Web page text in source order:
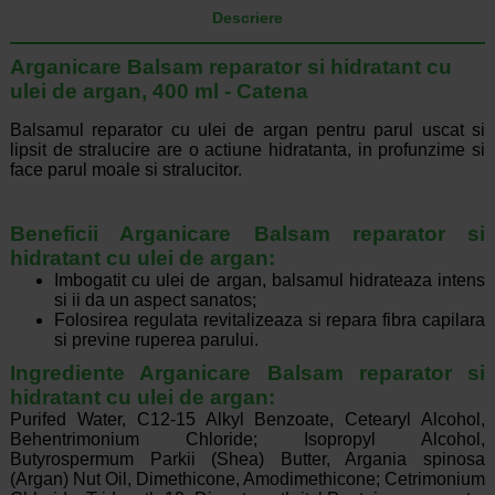
Descriere
Arganicare Balsam reparator si hidratant cu
ulei de argan, 400 ml - Catena
Balsamul reparator cu ulei de argan pentru parul uscat si
lipsit de stralucire are o actiune hidratanta, in profunzime si
face parul moale si stralucitor.
Beneficii Arganicare Balsam reparator si
hidratant cu ulei de argan:
Imbogatit cu ulei de argan, balsamul hidrateaza intens
si ii da un aspect sanatos;
Folosirea regulata revitalizeaza si repara fibra capilara
si previne ruperea parului.
Ingrediente Arganicare Balsam reparator si
hidratant cu ulei de argan:
Purifed Water, C12-15 Alkyl Benzoate, Cetearyl Alcohol,
Behentrimonium Chloride; Isopropyl Alcohol,
Butyrospermum Parkii (Shea) Butter, Argania spinosa
(Argan) Nut Oil, Dimethicone, Amodimethicone; Cetrimonium